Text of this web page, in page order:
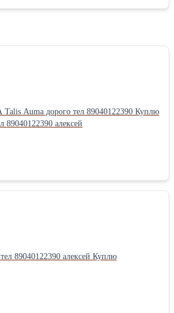
Auma дорого тел 89040122390 Куплю
HAWLE JAFAR Куплю Электропривод Auma аума Состояние новые бу лежалые Работаем по всей России Тел 89040122390 алексей
алексей Куплю